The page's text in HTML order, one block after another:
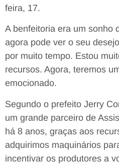
feira, 17.
A benfeitoria era um sonho
agora pode ver o seu
por muito tempo. Estou
recursos. Agora, teremos
emocionado.
Segundo o prefeito Jerry
um grande parceiro de
há 8 anos, graças aos
adquirimos maquinários
incentivar os produtores a